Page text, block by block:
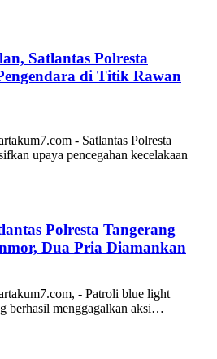
Satlantas Polresta
di Titik Rawan
- Satlantas Polresta
upaya pencegahan kecelakaan
Polresta Tangerang
Dua Pria Diamankan
- Patroli blue light
berhasil menggagalkan aksi…